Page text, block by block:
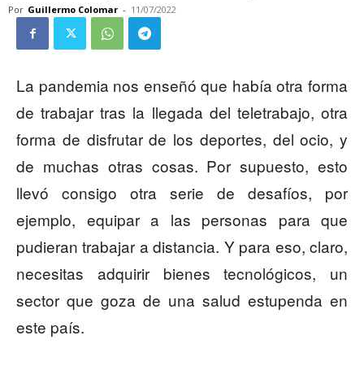
Por Guillermo Colomar - 11/07/2022
La pandemia nos enseñó que había otra forma
de trabajar tras la llegada del teletrabajo, otra
forma de disfrutar de los deportes, del ocio, y
de muchas otras cosas. Por supuesto, esto
llevó consigo otra serie de desafíos, por
ejemplo, equipar a las personas para que
pudieran trabajar a distancia. Y para eso, claro,
necesitas adquirir bienes tecnológicos, un
sector que goza de una salud estupenda en
este país.